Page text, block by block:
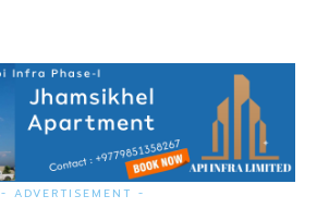
- ADVERTISEMENT -